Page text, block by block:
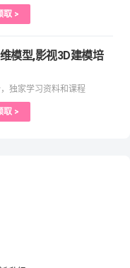
取 >
模型,影视3D建模培
独家学习资料和课程
取 >